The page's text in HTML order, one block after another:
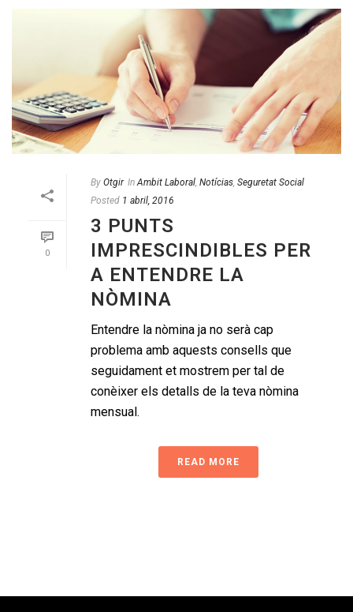
0
By Otgir In Ambit Laboral, Notícias, Seguretat Social
Posted 1 abril, 2016
3 PUNTS
IMPRESCINDIBLES PER
A ENTENDRE LA
NÒMINA
Entendre la nòmina ja no serà cap
problema amb aquests consells que
seguidament et mostrem per tal de
conèixer els detalls de la teva nòmina
mensual.
READ MORE